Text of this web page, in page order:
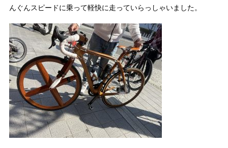
んぐんスピードに乗って軽快に走っていらっしゃいました。